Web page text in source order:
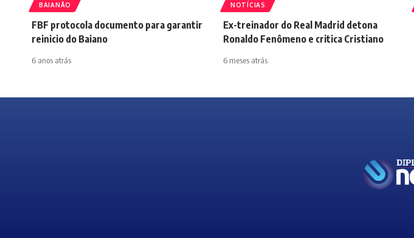
BAIANÃO
FBF protocola documento para garantir
reinicio do Baiano
6 anos atrás
NOTÍCIAS
Ex-treinador do Real Madrid detona
Ronaldo Fenômeno e critica Cristiano
6 meses atrás